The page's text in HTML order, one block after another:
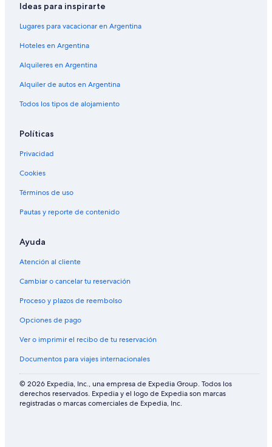
Ideas para inspirarte
Lugares para vacacionar en Argentina
Hoteles en Argentina
Alquileres en Argentina
Alquiler de autos en Argentina
Todos los tipos de alojamiento
Políticas
Privacidad
Cookies
Términos de uso
Pautas y reporte de contenido
Ayuda
Atención al cliente
Cambiar o cancelar tu reservación
Proceso y plazos de reembolso
Opciones de pago
Ver o imprimir el recibo de tu reservación
Documentos para viajes internacionales
© 2026 Expedia, Inc., una empresa de Expedia Group. Todos los
derechos reservados. Expedia y el logo de Expedia son marcas
registradas o marcas comerciales de Expedia, Inc.